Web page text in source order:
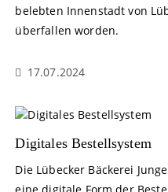
belebten Innenstadt von
überfallen worden.
17.07.2024
Digitales Bestellsystem
Die Lübecker Bäckerei
eine digitale Form der